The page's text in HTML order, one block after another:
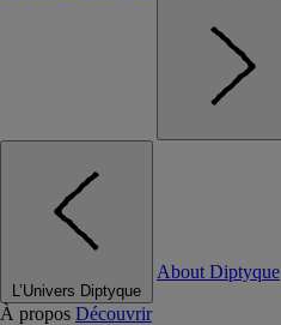
L’Univers Diptyque
About Diptyque
À propos Découvrir